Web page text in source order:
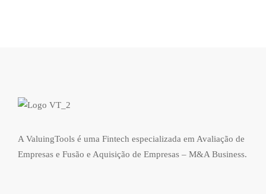
A ValuingTools é uma Fintech especializada em Avaliação de
Empresas e Fusão e Aquisição de Empresas – M&A Business.